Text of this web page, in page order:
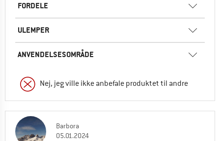
FORDELE
ULEMPER
ANVENDELSESOMRÅDE
Nej, jeg ville ikke anbefale produktet til andre
Barbora
05.01.2024